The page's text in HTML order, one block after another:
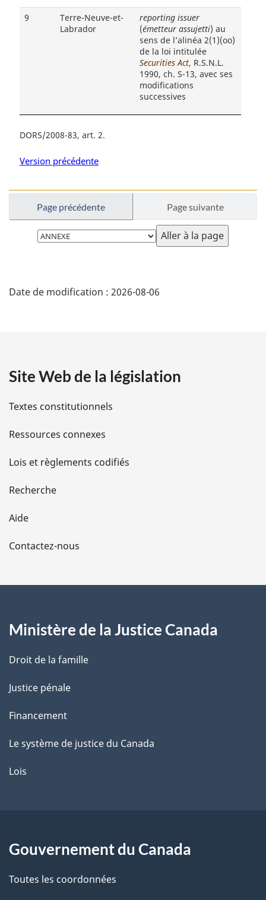
9
Terre-Neuve-et-
Labrador
reporting issuer
(émetteur assujetti) au
sens de l’alinéa 2(1)(oo)
de la loi intitulée
Securities Act, R.S.N.L.
1990, ch. S-13, avec ses
modifications
successives
DORS/2008-83, art. 2
Version précédente
Page précédente Page suivante
Choisissez
la
é
i
l
s
d
e
l
a
e
Date de modification : 2026-08-06
Site Web de la législation
Textes constitutionnels
Ressources connexes
Lois et règlements codifiés
Recherche
Aide
Contactez-nous
Ministère de la Justice Canada
Droit de la famille
Justice pénale
Financement
Le système de justice du Canada
Lois
Gouvernement du Canada
Toutes les coordonnées